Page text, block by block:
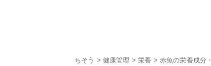
ちそう > 健康管理 >栄養 > 赤魚の栄養成分